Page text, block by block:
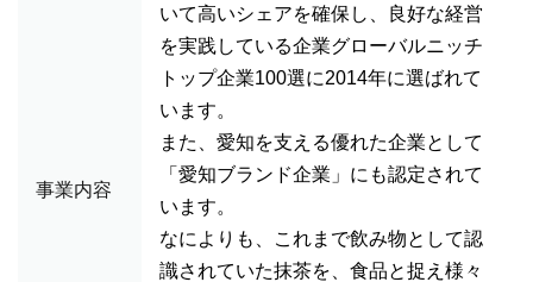
事業内容
いて高いシェアを確保し、良好な経営
を実践している企業グローバルニッチ
トップ企業100選に2014年に選ばれて
います。
また、愛知を支える優れた企業として
「愛知ブランド企業」にも認定されて
います。
なによりも、これまで飲み物として認
識されていた抹茶を、食品と捉え様々